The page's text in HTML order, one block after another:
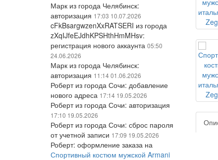
Марк из города Челябинск:
авторизация 17:03 10.07.2026
cFkBsargwzenXxRATSERI из города
zXqIJfeEJdhKPSHthHmMHsv:
регистрация нового аккаунта 05:50
24.06.2026
Марк из города Челябинск:
авторизация 11:14 01.06.2026
Роберт из города Сочи: добавление
нового адреса 17:14 19.05.2026
Роберт из города Сочи: авторизация
17:10 19.05.2026
Роберт из города Сочи: сброс пароля
от учетной записи 17:09 19.05.2026
Роберт: оформление заказа на
Спортивный костюм мужской Armani